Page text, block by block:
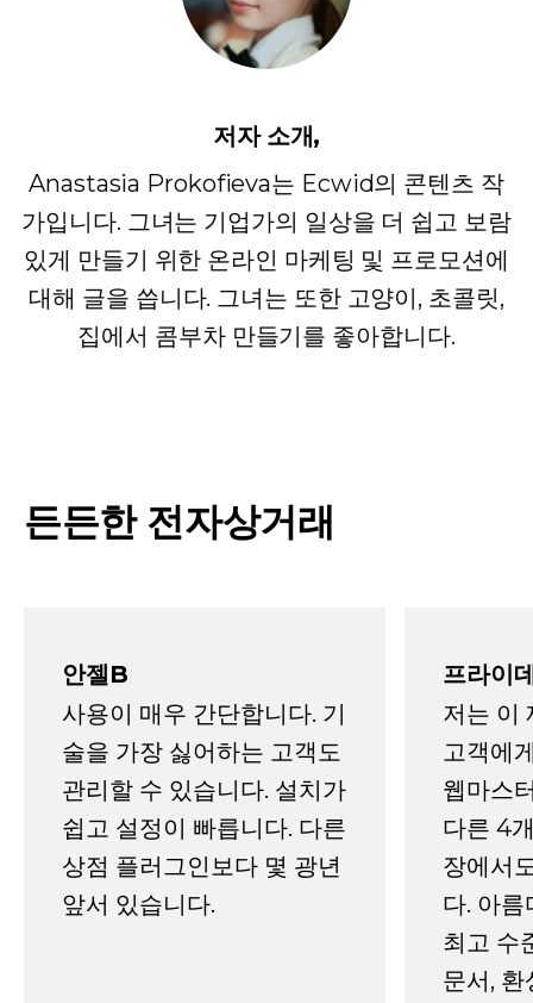
저자 소개,
Anastasia Prokofieva는 Ecwid의 콘텐츠 작
가입니다. 그녀는 기업가의 일상을 더 쉽고 보람
있게 만들기 위한 온라인 마케팅 및 프로모션에
대해 글을 씁니다. 그녀는 또한 고양이, 초콜릿,
집에서 콤부차 만들기를 좋아합니다.
든든한 전자상거래
안젤B
사용이 매우 간단합니다. 기
술을 가장 싫어하는 고객도
관리할 수 있습니다. 설치가
쉽고 설정이 빠릅니다. 다른
상점 플러그인보다 몇 광년
앞서 있습니다.
프라이
저는 이
고객에
웹마스
다른 4
장에서
다. 아름
최고 수
문서,